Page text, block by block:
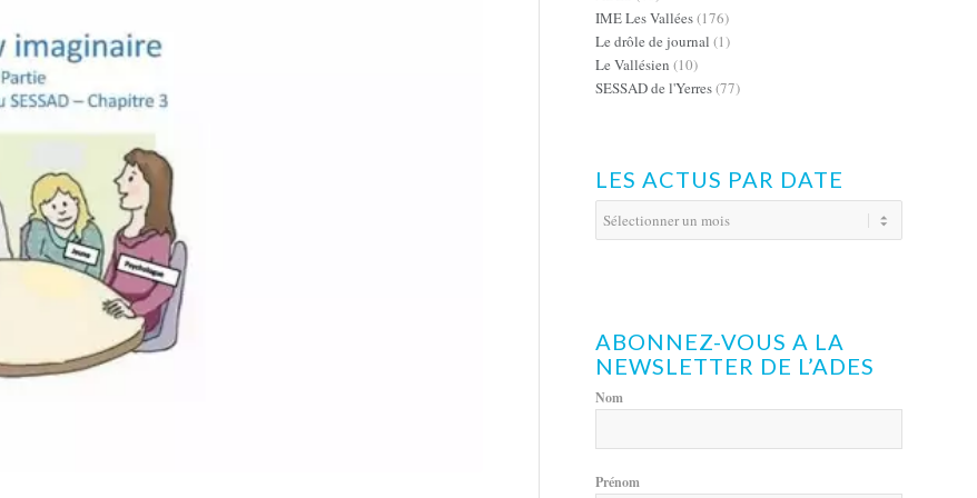
IME Les Vallées(176)
Le drôle de journal (1)
Le Vallésien (10)
SESSAD de l'Yerres(77)
LES ACTUS PAR DATE
ABONNEZ-VOUS A LA
NEWSLETTER DE L’ADES
Nom
Prénom